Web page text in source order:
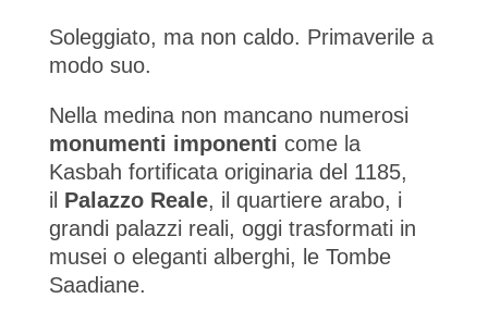
Soleggiato, ma non caldo. Primaverile a
modo suo.
Nella medina non mancano numerosi
monumenti imponenti come la
Kasbah fortificata originaria del 1185,
il Palazzo Reale, il quartiere arabo, i
grandi palazzi reali, oggi trasformati in
musei o eleganti alberghi, le Tombe
Saadiane.